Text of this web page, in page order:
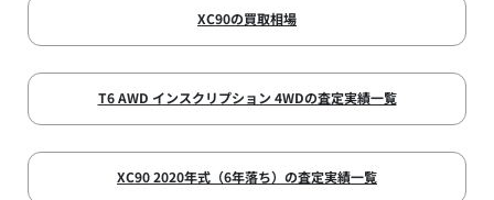
XC90の買取相場
T6 AWD インスクリプション 4WDの査定実績一覧
XC90 2020年式（6年落ち）の査定実績一覧